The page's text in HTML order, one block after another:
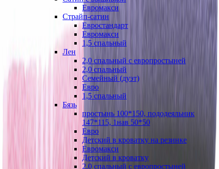
Евромакси
Страйп-сатин
Евростандарт
Евромакси
1,5 спальный
Лен
2,0 спальный с европростыней
2,0 спальный
Семейный (дуэт)
Евро
1,5 спальный
Бязь
простынь 100*150, пододеяльник
147*115, 1нав 50*50
Евро
Детский в кроватку на резинке
Евромакси
Детский в кроватку
2,0 спальный с европростыней